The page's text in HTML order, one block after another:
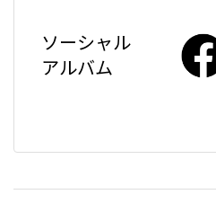
ソーシャル
アルバム